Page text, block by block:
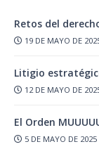
Retos del
19 DE MAYO DE
Litigio
12 DE MAYO DE
El Orden
5 DE MAYO DE 2025